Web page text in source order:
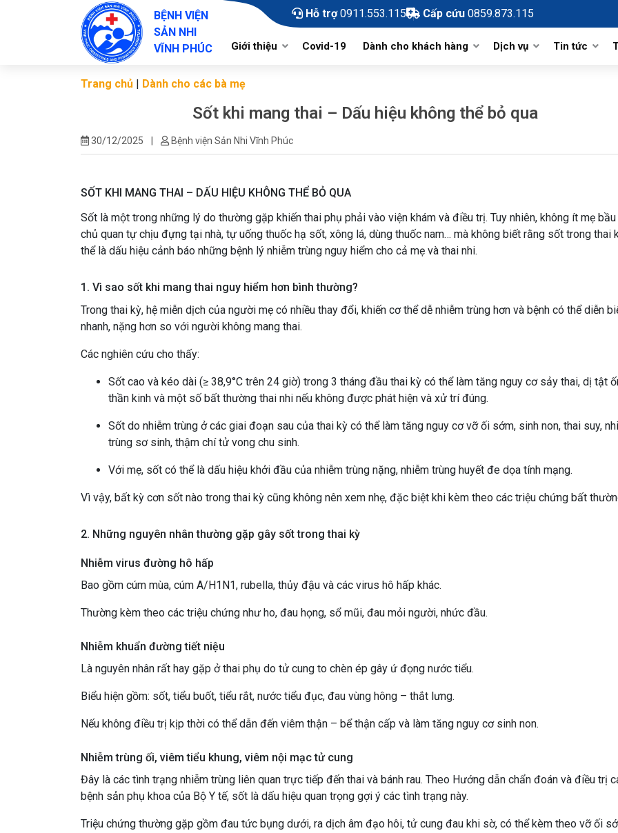
BỆNH VIỆN
SẢN NHI
VĨNH PHÚC
Hỗ trợ 0911.553.115 Cấp cứu 0859.873.115
Giới thiệu
Chức năng, nhiệm vụ
Cơ cấu tổ chức
Covid-19 Dành cho khách hàng
Hướng Dẫn Đăng Ký Khám Online
Bệnh
Dinh dưỡng
Đăng Ký Hồ Sơ Chờ Sinh Online
Dịch vụ
Nhi khoa
Tin tức
Trang chủ | Dành cho các bà mẹ
Sốt khi mang thai – Dấu hiệu không thể bỏ qua
30/12/2025 Bệnh viện Sản Nhi Vĩnh Phúc
SỐT KHI MANG THAI – DẤU HIỆU KHÔNG THỂ BỎ QUA
Sốt là một trong những lý do thường gặp khiến thai phụ phải vào viện khám và điều trị. Tuy nhiên, không ít mẹ
chủ quan tự chịu đựng tại nhà, tự uống thuốc hạ sốt, xông lá, dùng thuốc nam… mà không biết rằng sốt trong thai
thể là dấu hiệu cảnh báo những bệnh lý nhiễm trùng nguy hiểm cho cả mẹ và thai nhi.
1. Vì sao sốt khi mang thai nguy hiểm hơn bình thường?
Trong thai kỳ, hệ miễn dịch của người mẹ có nhiều thay đổi, khiến cơ thể dễ nhiễm trùng hơn và bệnh có thể diễn
nhanh, nặng hơn so với người không mang thai.
Các nghiên cứu cho thấy:
Sốt cao và kéo dài (≥ 38,9°C trên 24 giờ) trong 3 tháng đầu thai kỳ có thể làm tăng nguy cơ sảy thai, dị tật
thần kinh và một số bất thường thai nhi nếu không được phát hiện và xử trí đúng.
Sốt do nhiễm trùng ở các giai đoạn sau của thai kỳ có thể làm tăng nguy cơ vỡ ối sớm, sinh non, thai suy,
trùng sơ sinh, thậm chí tử vong chu sinh.
Với mẹ, sốt có thể là dấu hiệu khởi đầu của nhiễm trùng nặng, nhiễm trùng huyết đe dọa tính mạng.
Vì vậy, bất kỳ cơn sốt nào trong thai kỳ cũng không nên xem nhẹ, đặc biệt khi kèm theo các triệu chứng bất
2. Những nguyên nhân thường gặp gây sốt trong thai kỳ
Nhiễm virus đường hô hấp
Bao gồm cúm mùa, cúm A/H1N1, rubella, thủy đậu và các virus hô hấp khác.
Thường kèm theo các triệu chứng như ho, đau họng, sổ mũi, đau mỏi người, nhức đầu.
Nhiễm khuẩn đường tiết niệu
Là nguyên nhân rất hay gặp ở thai phụ do tử cung to chèn ép gây ứ đọng nước tiểu.
Biểu hiện gồm: sốt, tiểu buốt, tiểu rắt, nước tiểu đục, đau vùng hông – thắt lưng.
Nếu không điều trị kịp thời có thể dẫn đến viêm thận – bể thận cấp và làm tăng nguy cơ sinh non.
Nhiễm trùng ối, viêm tiểu khung, viêm nội mạc tử cung
Đây là các tình trạng nhiễm trùng liên quan trực tiếp đến thai và bánh rau. Theo Hướng dẫn chẩn đoán và điều trị
bệnh sản phụ khoa của Bộ Y tế, sốt là dấu hiệu quan trọng gợi ý các tình trạng này.
Triệu chứng thường gặp gồm đau tức bụng dưới, ra dịch âm đạo hôi, tử cung đau khi sờ, có thể kèm theo vỡ ối